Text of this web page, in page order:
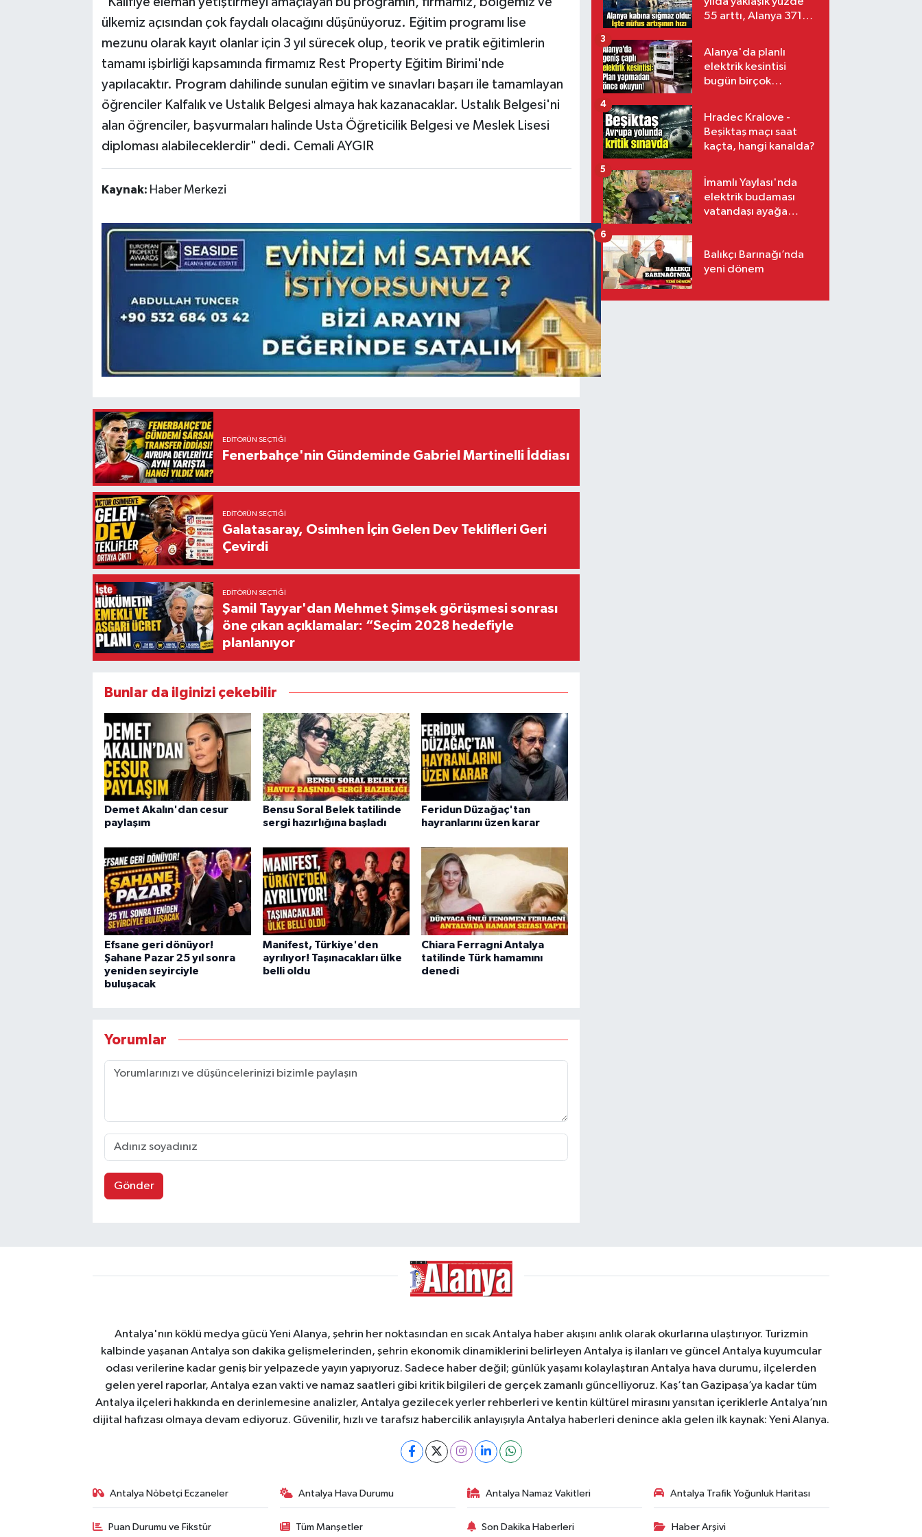
ülkemiz açısından çok faydalı olacağını düşünüyoruz. Eğitim programı lise
mezunu olarak kayıt olanlar için 3 yıl sürecek olup, teorik ve pratik eğitimlerin
tamamı işbirliği kapsamında firmamız Rest Property Eğitim Birimi'nde
yapılacaktır. Program dahilinde sunulan eğitim ve sınavları başarı ile tamamlayan
öğrenciler Kalfalık ve Ustalık Belgesi almaya hak kazanacaklar. Ustalık Belgesi'ni
alan öğrenciler, başvurmaları halinde Usta Öğreticilik Belgesi ve Meslek Lisesi
diploması alabileceklerdir" dedi. Cemali AYGIR
Kaynak: Haber Merkezi
EDITÖRÜN SEÇTIĞI
Fenerbahçe'nin Gündeminde Gabriel Martinelli İddiası
EDITÖRÜN SEÇTIĞI
Galatasaray, Osimhen İçin Gelen Dev Teklifleri Geri
Çevirdi
EDITÖRÜN SEÇTIĞI
Şamil Tayyar'dan Mehmet Şimşek görüşmesi sonrası
öne çıkan açıklamalar: “Seçim 2028 hedefiyle
planlanıyor
Bunlar da ilginizi çekebilir
Demet Akalın'dan cesur
paylaşım
Bensu Soral Belek tatilinde
sergi hazırlığına başladı
Feridun Düzağaç'tan
hayranlarını üzen karar
Efsane geri dönüyor!
Şahane Pazar 25 yıl sonra
yeniden seyirciyle
buluşacak
Manifest, Türkiye'den
ayrılıyor! Taşınacakları ülke
belli oldu
Chiara Ferragni Antalya
tatilinde Türk hamamını
denedi
Yorumlar
Gönder
55 arttı, Alanya 371
Alanya'da planlı
elektrik kesintisi
bugün birçok
3
Hradec Kralove -
Beşiktaş maçı saat
kaçta, hangi kanalda?
4
İmamlı Yaylası'nda
elektrik budaması
vatandaşı ayağa
5
Balıkçı Barınağı’nda
yeni dönem
6
Antalya'nın köklü medya gücü Yeni Alanya, şehrin her noktasından en sıcak Antalya haber akışını anlık olarak okurlarına ulaştırıyor. Turizmin
kalbinde yaşanan Antalya son dakika gelişmelerinden, şehrin ekonomik dinamiklerini belirleyen Antalya iş ilanları ve güncel Antalya kuyumcular
odası verilerine kadar geniş bir yelpazede yayın yapıyoruz. Sadece haber değil; günlük yaşamı kolaylaştıran Antalya hava durumu, ilçelerden
gelen yerel raporlar, Antalya ezan vakti ve namaz saatleri gibi kritik bilgileri de gerçek zamanlı güncelliyoruz. Kaş’tan Gazipaşa’ya kadar tüm
Antalya ilçeleri hakkında en derinlemesine analizler, Antalya gezilecek yerler rehberleri ve kentin kültürel mirasını yansıtan içeriklerle Antalya’nın
dijital hafızası olmaya devam ediyoruz. Güvenilir, hızlı ve tarafsız habercilik anlayışıyla Antalya haberleri denince akla gelen ilk kaynak: Yeni Alanya.
Antalya Nöbetçi Eczaneler Antalya Hava Durumu Antalya Namaz Vakitleri Antalya Trafik Yoğunluk Haritası
Puan Durumu ve Fikstür Tüm Manşetler Son Dakika Haberleri Haber Arşivi